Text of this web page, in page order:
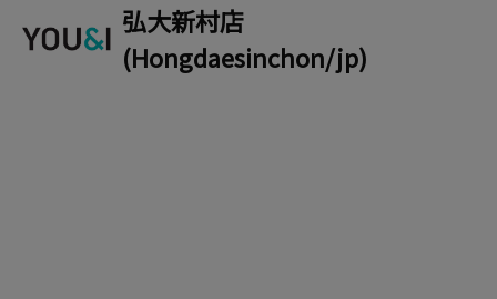
弘大新村店
(Hongdaesinchon/jp)